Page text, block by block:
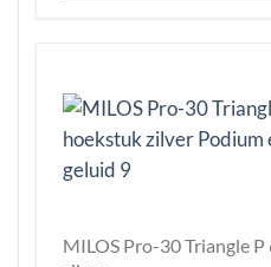
MILOS Pro-30 Triangle